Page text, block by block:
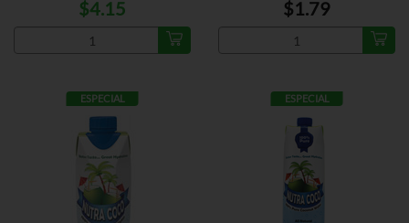
$4.15 $1.79
ESPECIAL ESPECIAL